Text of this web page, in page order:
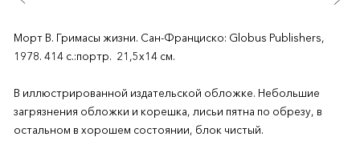
Морт В. Гримасы жизни. Сан-Франциско: Globus Publishers,
1978. 414 с.:портр. 21,5х14 см.
В иллюстрированной издательской обложке. Небольшие
загрязнения обложки и корешка, лисьи пятна по обрезу, в
остальном в хорошем состоянии, блок чистый.